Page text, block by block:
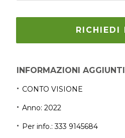
RICHIEDI
INFORMAZIONI
CONTO VISIONE
Anno: 2022
Per info.: 333 9145684